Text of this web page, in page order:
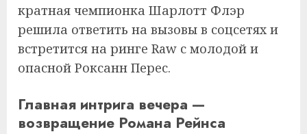
кратная чемпионка Шарлотт Флэр
решила ответить на вызовы в соцсетях и
встретится на ринге Raw с молодой и
опасной Роксанн Перес.
Главная интрига вечера —
возвращение Романа Рейнса